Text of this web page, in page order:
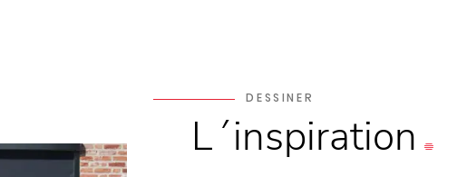
DESSINER
L´inspiration